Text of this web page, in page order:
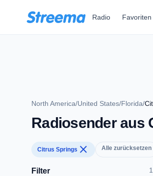
Radio Favoriten
North America/United States/Florida/
Radiosender aus
Citrus Springs close Alle zurücksetzen
Filter